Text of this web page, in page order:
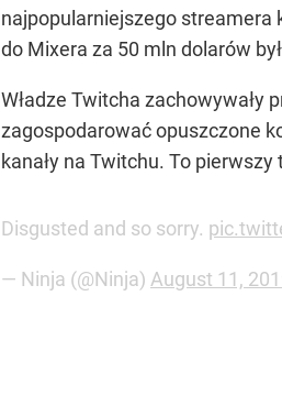
najpopularniejszego streamera
do Mixera za 50 mln dolarów
Władze Twitcha zachowywały
zagospodarować opuszczone
kanały na Twitchu. To
Disgusted and so sorry.
— Ninja (@Ninja) August 11,